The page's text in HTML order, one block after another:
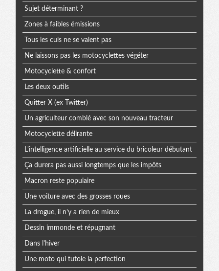
Sujet déterminant ?
Zones à faibles émissions
Tous les culs ne se valent pas
Ne laissons pas les motocyclettes végéter
Motocyclette & confort
Les deux outils
Quitter X (ex Twitter)
Un agriculteur comblé avec son nouveau tracteur
Motocyclette délirante
L'intelligence artificielle au service du bricoleur débutant
Ça durera pas aussi longtemps que les impôts
Macron reste populaire
Une voiture avec des grosses roues
La drogue, il n'y a rien de mieux
Dessin immonde et répugnant
Dans l'hiver
Une moto qui tutoie la perfection